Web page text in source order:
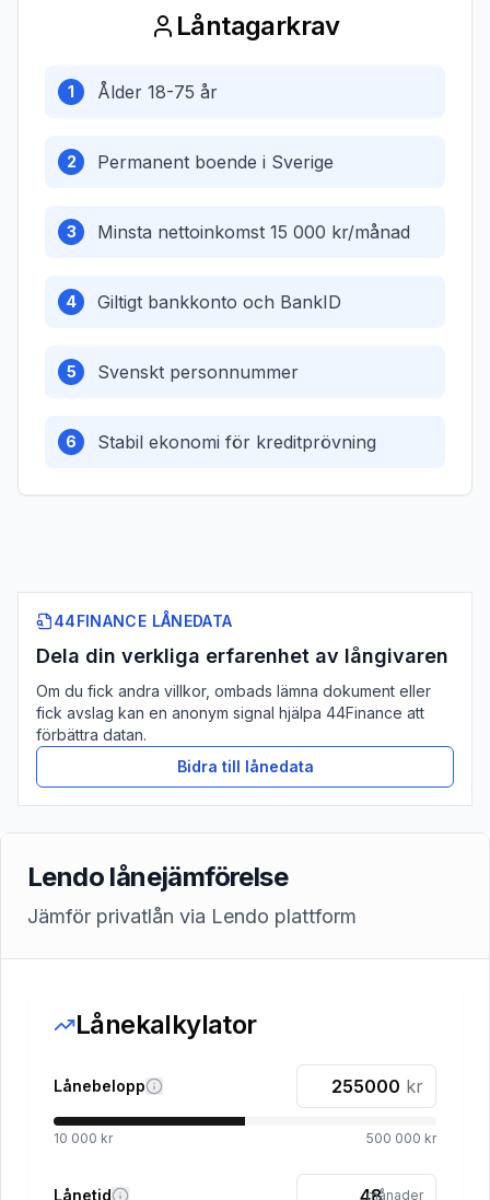
Låntagarkrav
1 Ålder 18-75 år
2 Permanent boende i Sverige
3 Minsta nettoinkomst 15 000 kr/månad
4 Giltigt bankkonto och BankID
5 Svenskt personnummer
6 Stabil ekonomi för kreditprövning
44FINANCE LÅNEDATA
Dela din verkliga erfarenhet av långivaren
Om du fick andra villkor, ombads lämna dokument eller
fick avslag kan en anonym signal hjälpa 44Finance att
förbättra datan.
Bidra till lånedata
Lendo lånejämförelse
Jämför privatlån via Lendo plattform
Lånekalkylator
Lånebelopp kr
10 000 kr 500 000 kr
Lånetid månader